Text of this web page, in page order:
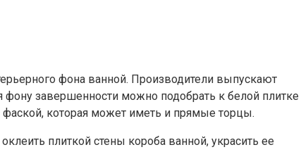
фона ванной. Производители выпускают
завершенности можно подобрать к белой плитке
фаской, которая может иметь и прямые торцы.
плиткой стены короба ванной, украсить ее